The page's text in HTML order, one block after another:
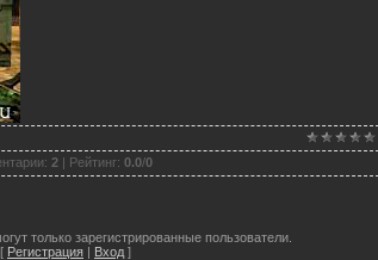
: 2 | Рейтинг: 0.0/0
только зарегистрированные пользователи.
[ Регистрация | Вход ]